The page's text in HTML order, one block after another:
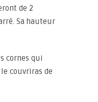
de 2
Sa hauteur
cornes qui
couvriras de